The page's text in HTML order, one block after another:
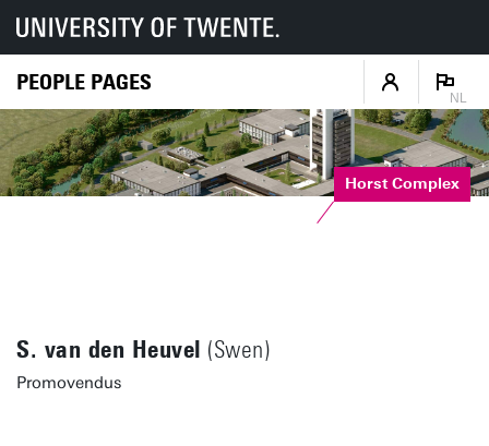
PEOPLE PAGES
NL
Horst Complex
S. van den Heuvel (Swen)
Promovendus